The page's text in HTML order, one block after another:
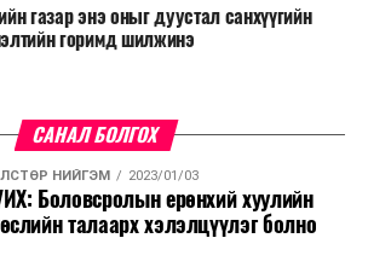
газар энэ оныг дуустал санхүүгийн
горимд шилжинэ
САНАЛ БОЛГОХ
НИЙГЭМ 2023/01/03
Боловсролын ерөнхий хуулийн
талаарх хэлэлцүүлэг болно